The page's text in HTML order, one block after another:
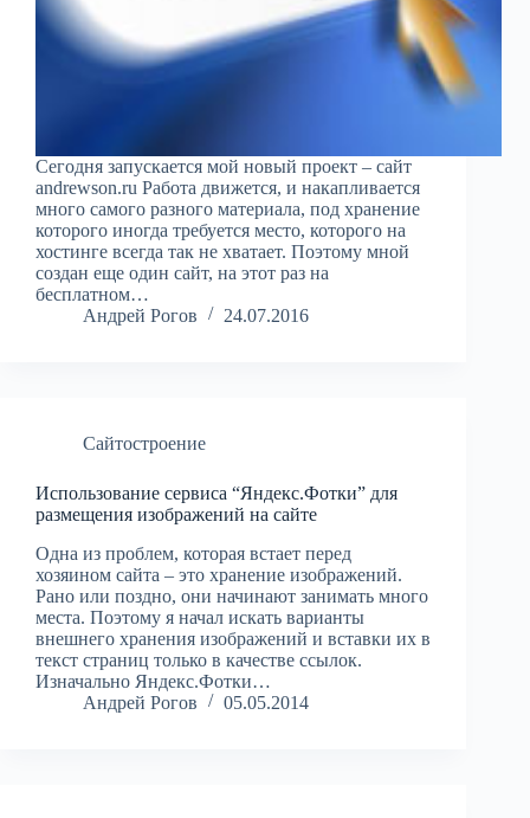
Сегодня запускается мой новый проект – сайт
andrewson.ru Работа движется, и накапливается
много самого разного материала, под хранение
которого иногда требуется место, которого на
хостинге всегда так не хватает. Поэтому мной
создан еще один сайт, на этот раз на
бесплатном…
Андрей Рогов
24.07.2016
Сайтостроение
Использование сервиса “Яндекс.Фотки” для
размещения изображений на сайте
Одна из проблем, которая встает перед
хозяином сайта – это хранение изображений.
Рано или поздно, они начинают занимать много
места. Поэтому я начал искать варианты
внешнего хранения изображений и вставки их в
текст страниц только в качестве ссылок.
Изначально Яндекс.Фотки…
Андрей Рогов
05.05.2014